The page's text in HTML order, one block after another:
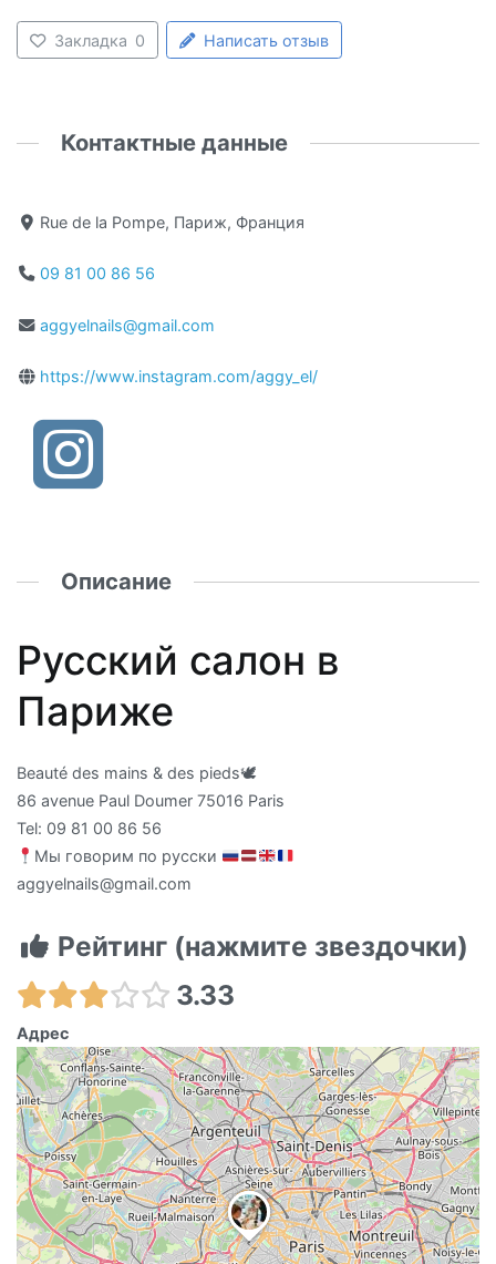
Закладка 0 Написать отзыв
Контактные данные
Rue de la Pompe, Париж, Франция
09 81 00 86 56
aggyelnails@gmail.com
https://www.instagram.com/aggy_el/
Описание
Русский салон в
Париже
Beauté des mains & des pieds🕊
86 avenue Paul Doumer 75016 Paris
Tel: 09 81 00 86 56
Мы говорим по русски
aggyelnails@gmail.com
Рейтинг (нажмите звездочки)
3.33
Адрес